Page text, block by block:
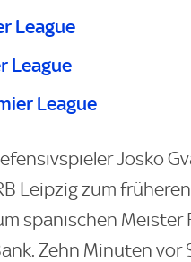
League
League
League
Josko
Leipzig zum
spanischen Meister
Zehn Minuten vor